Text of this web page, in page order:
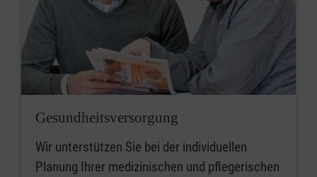
Gesundheitsversorgung
Wir unterstützen Sie bei der individuellen
Planung Ihrer medizinischen und pflegerischen